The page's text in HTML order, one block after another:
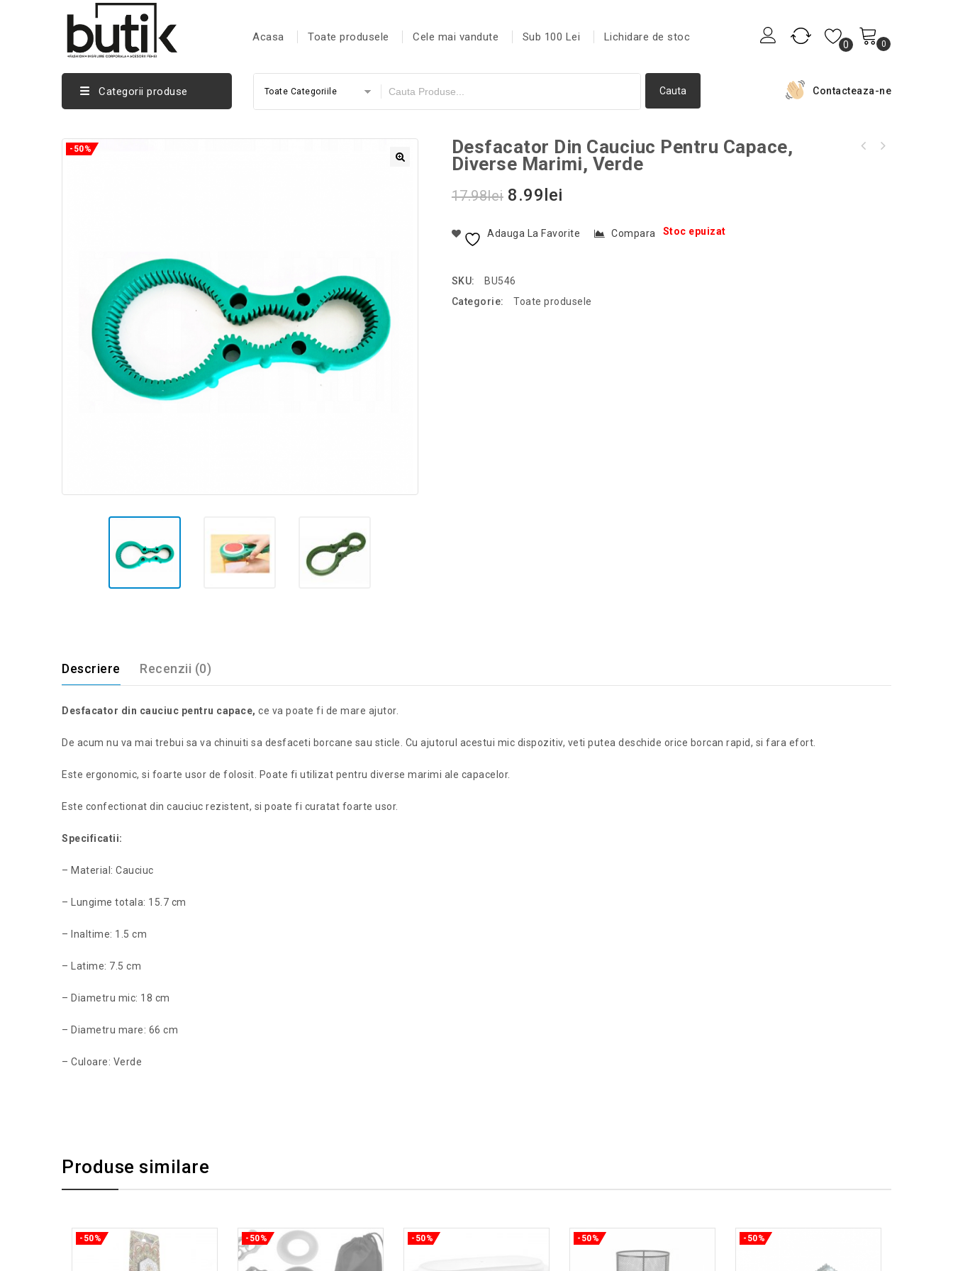
Acasa Toate produsele Cele mai vandute Sub 100 Lei Lichidare de stoc
0 0
Categorii produse Toate Categoriile Contacteaza-ne
-50%
Desfacator Din Cauciuc Pentru Capace,
Diverse Marimi, Verde
17.98lei 8.99 lei
Stoc epuizat
Adauga La Favorite Compara
SKU:
BU546
Categorie:
Toate produsele
Descriere Recenzii (0)
Desfacator din cauciuc pentru capace, ce va poate fi de mare ajutor.
De acum nu va mai trebui sa va chinuiti sa desfaceti borcane sau sticle. Cu ajutorul acestui mic dispozitiv, veti putea deschide orice borcan rapid, si fara efort.
Este ergonomic, si foarte usor de folosit. Poate fi utilizat pentru diverse marimi ale capacelor.
Este confectionat din cauciuc rezistent, si poate fi curatat foarte usor.
Specificatii:
– Material: Cauciuc
– Lungime totala: 15.7 cm
– Inaltime: 1.5 cm
– Latime: 7.5 cm
– Diametru mic: 18 cm
– Diametru mare: 66 cm
– Culoare: Verde
Produse similare
-50% -50% -50% -50% -50%